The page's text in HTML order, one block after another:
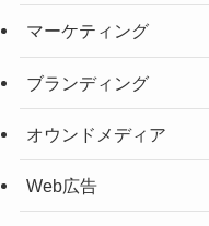
マーケティング
ブランディング
オウンドメディア
Web広告